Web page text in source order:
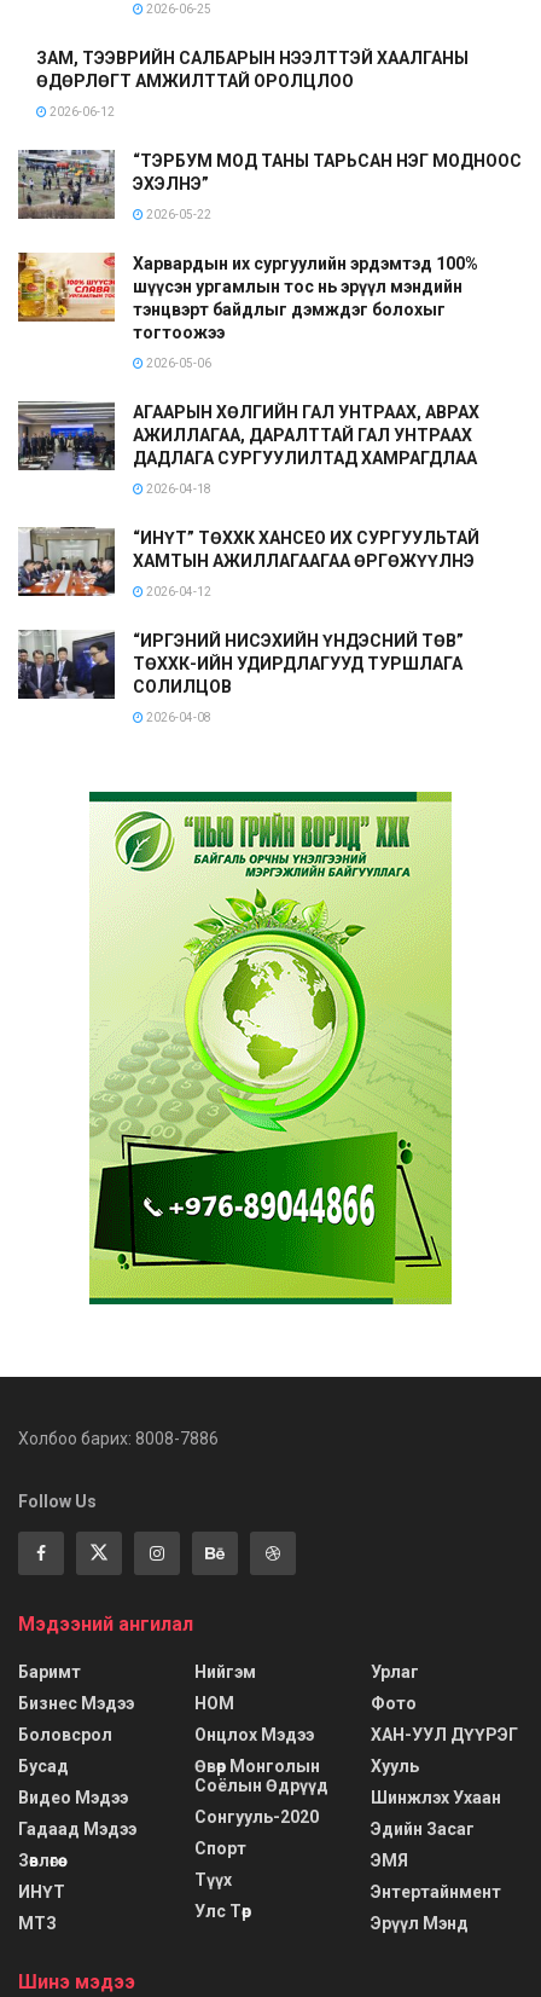
2026-06-25
ЗАМ, ТЭЭВРИЙН САЛБАРЫН НЭЭЛТТЭЙ ХААЛГАНЫ
ӨДӨРЛӨГТ АМЖИЛТТАЙ ОРОЛЦЛОО
2026-06-12
“ТЭРБУМ МОД ТАНЫ ТАРЬСАН НЭГ МОДНООС
ЭХЭЛНЭ”
2026-05-22
Харвардын их сургуулийн эрдэмтэд 100%
шүүсэн ургамлын тос нь эрүүл мэндийн
тэнцвэрт байдлыг дэмждэг болохыг
тогтоожээ
2026-05-06
АГААРЫН ХӨЛГИЙН ГАЛ УНТРААХ, АВРАХ
АЖИЛЛАГАА, ДАРАЛТТАЙ ГАЛ УНТРААХ
ДАДЛАГА СУРГУУЛИЛТАД ХАМРАГДЛАА
2026-04-18
“ИНҮТ” ТӨХХК ХАНСЕО ИХ СУРГУУЛЬТАЙ
ХАМТЫН АЖИЛЛАГААГАА ӨРГӨЖҮҮЛНЭ
2026-04-12
“ИРГЭНИЙ НИСЭХИЙН ҮНДЭСНИЙ ТӨВ”
ТӨХХК-ИЙН УДИРДЛАГУУД ТУРШЛАГА
СОЛИЛЦОВ
2026-04-08
Холбоо барих: 8008-7886
Follow Us
Мэдээний ангилал
Баримт
Бизнес Мэдээ
Боловсрол
Бусад
Видео Мэдээ
Гадаад Мэдээ
Зөвлөгөө
ИНҮТ
МТЗ
Нийгэм
НОМ
Онцлох Мэдээ
Өвөр Монголын
Соёлын Өдрүүд
Сонгууль-2020
Спорт
Түүх
Улс Төр
Урлаг
Фото
ХАН-УУЛ ДҮҮРЭГ
Хууль
Шинжлэх Ухаан
Эдийн Засаг
ЭМЯ
Энтертайнмент
Эрүүл Мэнд
Шинэ мэдээ